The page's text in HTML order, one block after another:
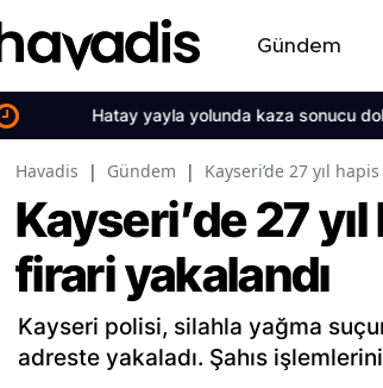
Gündem
Hatay yayla yolunda kaza sonucu dokuz kişi
Havadis | Gündem | Kayseri’de 27 yıl
Kayseri’de 27
firari yakalandı
Kayseri polisi, silahla yağma
adreste yakaladı. Şahıs